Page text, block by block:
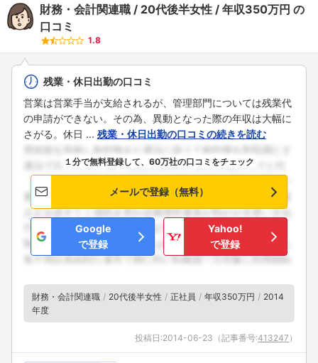
財務・会計関連職 20代後半女性 年収350万円 の
口コミ
1.8
残業・休日出勤の口コミ
営業は営業手当が支給されるが、管理部門については残業代
の申請ができない。その為、異動となった際の年収は大幅に
さがる。休日 ... 残業・休日出勤の口コミの続きを読む
１分で無料登録して、60万社の口コミをチェック
メールで登録（無料）
Google
で登録
Yahoo!
で登録
財務・会計関連職 20代後半女性 正社員 年収350万円
2014
年度
投稿日:2014-06-23 （記事番号:413247 ）